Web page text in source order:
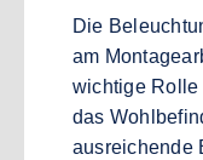
Die
am
wichtige Rolle
das
ausreichende